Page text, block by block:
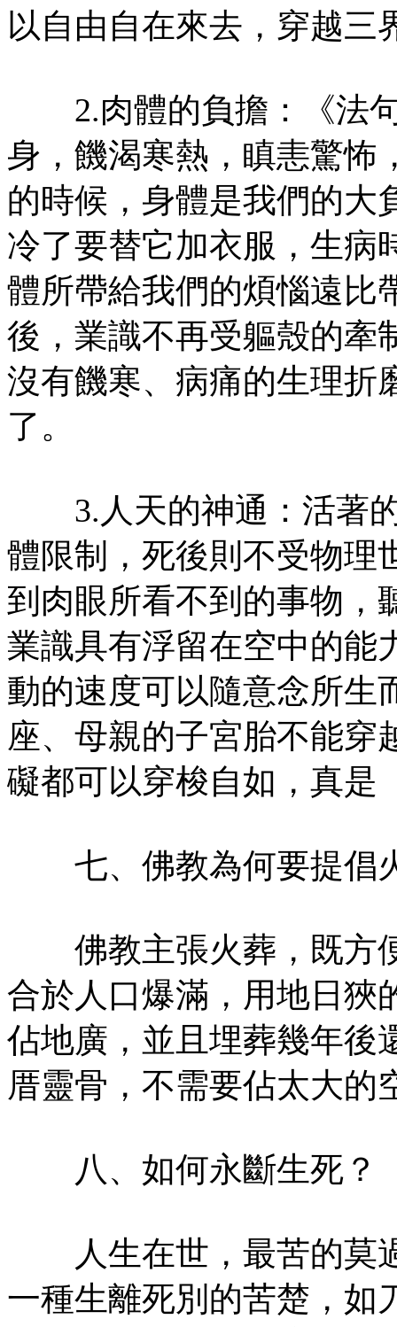
以自由自在來去，穿越三
2.肉體的負擔：《法句
身，饑渴寒熱，瞋恚驚怖
的時候，身體是我們的大
冷了要替它加衣服，生病
體所帶給我們的煩惱遠比
後，業識不再受軀殼的牽
沒有饑寒、病痛的生理折
了。
3.人天的神通：活著的
體限制，死後則不受物理
到肉眼所看不到的事物，
業識具有浮留在空中的能
動的速度可以隨意念所生
座、母親的子宮胎不能穿
礙都可以穿梭自如，真是
七、佛教為何要提倡
佛教主張火葬，既方
合於人口爆滿，用地日狹
佔地廣，並且埋葬幾年後
厝靈骨，不需要佔太大的
八、如何永斷生死？
人生在世，最苦的莫
一種生離死別的苦楚，如